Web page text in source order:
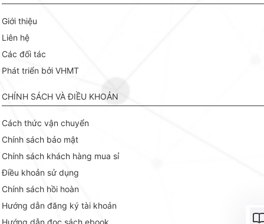
Giới thiệu
Liên hệ
Các đối tác
Phát triển bởi VHMT
CHÍNH SÁCH VÀ ĐIỀU KHOẢN
Cách thức vận chuyển
Chính sách bảo mật
Chính sách khách hàng mua sỉ
Điều khoản sử dụng
Chính sách hồi hoàn
Hướng dẫn đăng ký tài khoản
Hướng dẫn đọc sách ebook